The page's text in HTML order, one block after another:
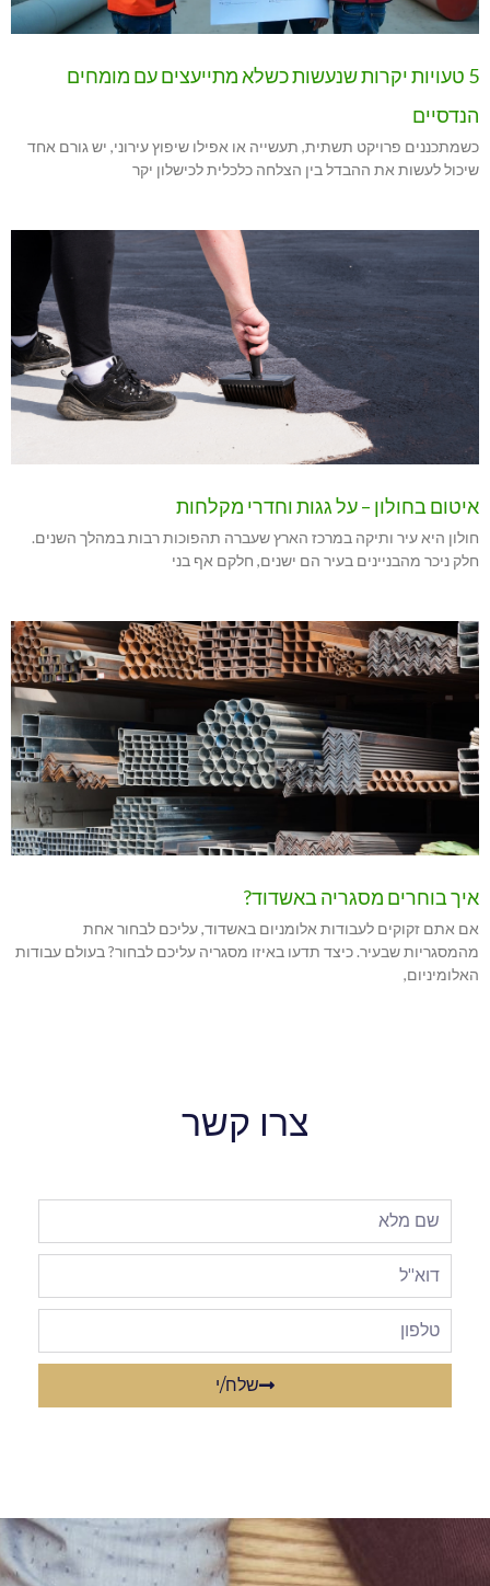
5 טעויות יקרות שנעשות כשלא מתייעצים עם מומחים
הנדסיים
כשמתכננים פרויקט תשתית, תעשייה או אפילו שיפוץ עירוני, יש גורם אחד
שיכול לעשות את ההבדל בין הצלחה כלכלית לכישלון יקר
איטום בחולון – על גגות וחדרי מקלחות
חולון היא עיר ותיקה במרכז הארץ שעברה תהפוכות רבות במהלך השנים.
חלק ניכר מהבניינים בעיר הם ישנים, חלקם אף בני
איך בוחרים מסגריה באשדוד?
אם אתם זקוקים לעבודות אלומניום באשדוד, עליכם לבחור אחת
מהמסגריות שבעיר. כיצד תדעו באיזו מסגריה עליכם לבחור? בעולם עבודות
האלומיניום,
צרו קשר
שלח/י